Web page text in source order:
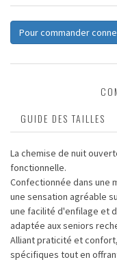
Pour commander
GUIDE DES TAILLES
La chemise de nuit
fonctionnelle.
Confectionnée dans une
une sensation agréable
une facilité d'enfilage et
adaptée aux seniors
Alliant praticité et
spécifiques tout en